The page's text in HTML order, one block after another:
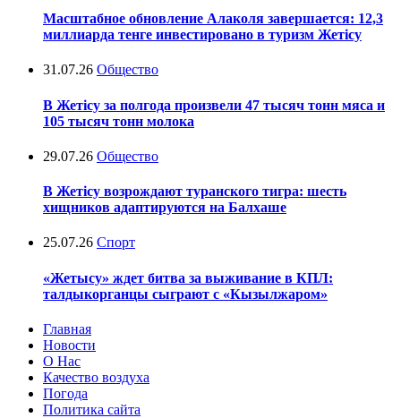
Масштабное обновление Алаколя завершается: 12,3
миллиарда тенге инвестировано в туризм Жетісу
31.07.26 Общество
В Жетісу за полгода произвели 47 тысяч тонн мяса и
105 тысяч тонн молока
29.07.26 Общество
В Жетісу возрождают туранского тигра: шесть
хищников адаптируются на Балхаше
25.07.26 Спорт
«Жетысу» ждет битва за выживание в КПЛ:
талдыкорганцы сыграют с «Кызылжаром»
Главная
Новости
О Нас
Качество воздуха
Погода
Политика сайта